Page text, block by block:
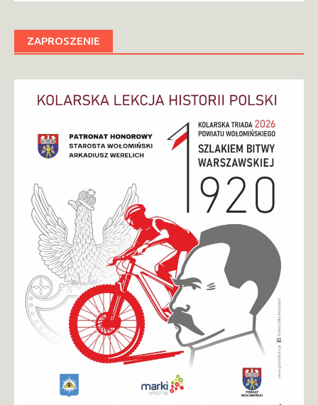
ZAPROSZENIE